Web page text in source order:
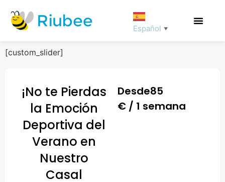
Español ▼
[custom_slider]
¡No te Pierdas
la Emoción
Deportiva del
Verano en
Nuestro
Casal
Desde85
€ / 1 semana